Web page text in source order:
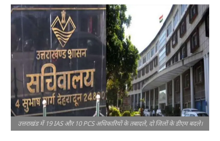
उत्तराखंड में 19 IAS और 10 PCS अधिकारियों के तबादले, दो जिलों के डीएम बदले।